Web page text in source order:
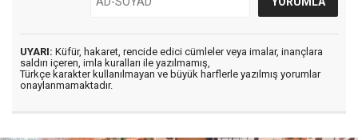
UYARI: Küfür, hakaret, rencide edici cümleler veya imalar, inançlara
saldırı içeren, imla kuralları ile yazılmamış,
Türkçe karakter kullanılmayan ve büyük harflerle yazılmış yorumlar
onaylanmamaktadır.